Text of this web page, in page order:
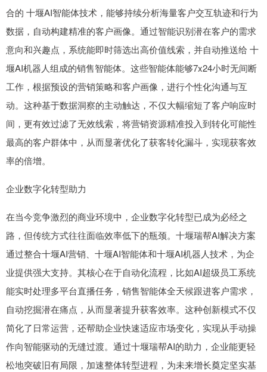
合的 十堰AI智能体技术，能够持续分析海量客户交互轨迹和行为
数据，自动构建精准的客户画像。通过智能识别潜在客户的需求
意向和兴趣点，系统能即时筛选出高价值线索，并自动推送给 十
堰AI机器人组成的销售智能体。这些智能体能够7x24小时无间断
工作，根据预设的营销策略和客户画像，进行个性化沟通与互
动。这种基于数据洞察的主动触达，不仅大幅缩短了客户响应时
间，更有效过滤了无效线索，将营销资源精准投入到转化可能性
最高的客户群体中，从而显著优化了获客转化漏斗，实现获客效
率的倍增。
企业数字化转型助力
在当今竞争激烈的商业环境中，企业数字化转型已成为必经之
路，但传统方式往往面临效率低下的瓶颈。十堰瑞帮AI解决方案
通过整合十堰AI营销、十堰AI智能体和十堰AI机器人技术，为企
业提供强大支持。其核心在于自动化流程，比如AI超级员工系统
能实时处理多平台直播任务，销售智能体全天候跟进客户需求，
自动挖掘潜在痛点，从而显著提升获客效率。这种创新模式不仅
简化了日常运营，还帮助企业快速适应市场变化，实现从手动操
作向智能驱动的无缝过渡。通过十堰瑞帮AI的助力，企业能更轻
松地突破旧有局限，加速整体转型进程，为未来增长奠定坚实基